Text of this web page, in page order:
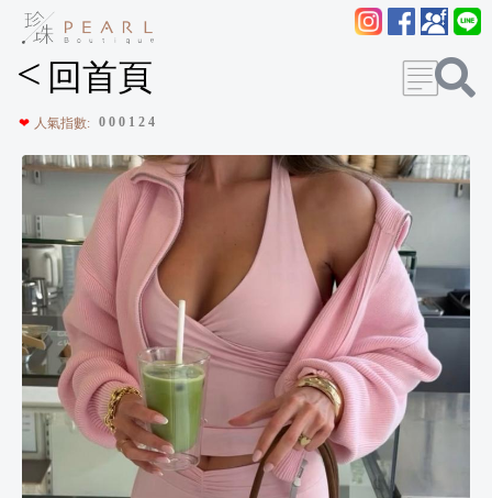
< 回首頁
❤ 人氣指數: 0 0 0 1 2 4